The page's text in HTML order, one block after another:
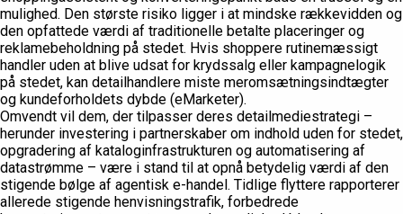
mulighed. Den største risiko ligger i at mindske rækkevidden og
den opfattede værdi af traditionelle betalte placeringer og
reklamebeholdning på stedet. Hvis shoppere rutinemæssigt
handler uden at blive udsat for krydssalg eller kampagnelogik
på stedet, kan detailhandlere miste meromsætningsindtægter
og kundeforholdets dybde (eMarketer).
Omvendt vil dem, der tilpasser deres detailmediestrategi –
herunder investering i partnerskaber om indhold uden for stedet,
opgradering af kataloginfrastrukturen og automatisering af
datastrømme – være i stand til at opnå betydelig værdi af den
stigende bølge af agentisk e-handel. Tidlige flyttere rapporterer
allerede stigende henvisningstrafik, forbedrede